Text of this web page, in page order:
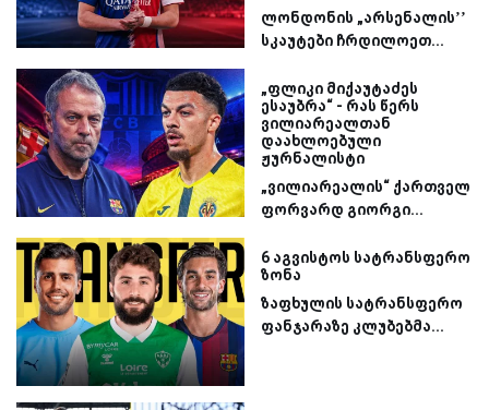
ლონდონის „არსენალის’’
სკაუტები ჩრდილოეთ...
„ფლიკი მიქაუტაძეს
ესაუბრა“ - რას წერს
ვილიარეალთან
დაახლოებული
ჟურნალისტი
„ვილიარეალის“ ქართველ
ფორვარდ გიორგი...
6 აგვისტოს სატრანსფერო
ზონა
ზაფხულის სატრანსფერო
ფანჯარაზე კლუბებმა...